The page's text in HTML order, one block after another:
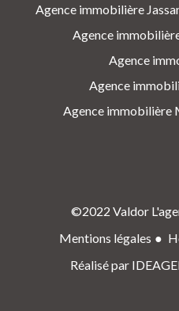
Agence immobilière
Agence
Agence
Agence
Agence immobilière
©2022 Valdor
Mentions légales
Réalisé par